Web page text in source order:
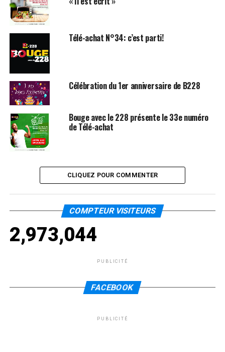
Télé-achat N°34: c’est parti!
Célébration du 1er anniversaire de B228
Bouge avec le 228 présente le 33e numéro
de Télé-achat
CLIQUEZ POUR COMMENTER
COMPTEUR VISITEURS
2,973,044
PUBLICITÉ
FACEBOOK
PUBLICITÉ